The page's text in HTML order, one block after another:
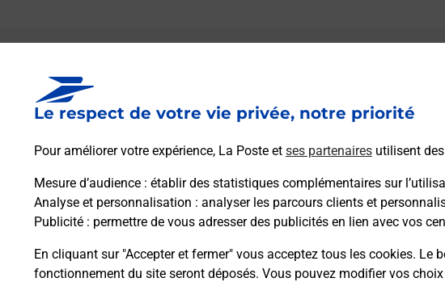
Le respect de votre vie privée, notre priorité
Pour améliorer votre expérience, La Poste et ses partenaires utilisent
Mesure d’audience : établir des statistiques complémentaires sur
Analyse et personnalisation : analyser les parcours clients et
Publicité : permettre de vous adresser des publicités en lien avec vos
En cliquant sur "Accepter et fermer" vous acceptez tous les cookies.
fonctionnement du site seront déposés. Vous pouvez modifier vos
Boîte aux lettres La Poste
Collecte du courrier aujourd'hui à 09h00
36 Rue Principale
Itinéraire